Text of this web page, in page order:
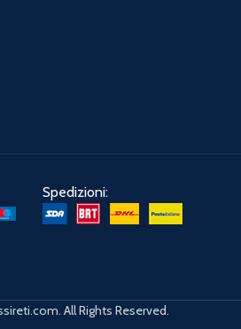
Spedizioni:
All Rights Reserved.